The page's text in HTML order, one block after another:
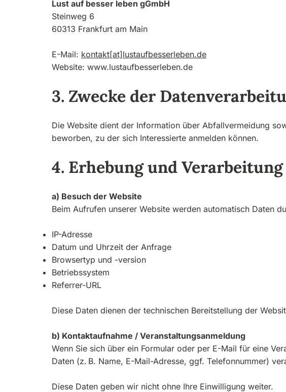
Lust auf besser leben gGmbH
Steinweg 6
60313 Frankfurt am Main
E-Mail: kontakt[at]lustaufbesserleben.de
Website: www.lustaufbesserleben.de
3. Zwecke der
Die Website dient der Information über Abfallvermeidung
beworben, zu der sich Interessierte anmelden können.
4. Erhebung und
a) Besuch der Website
Beim Aufrufen unserer Website werden automatisch Daten
IP-Adresse
Datum und Uhrzeit der Anfrage
Browsertyp und -version
Betriebssystem
Referrer-URL
Diese Daten dienen der technischen Bereitstellung der
b) Kontaktaufnahme / Veranstaltungsanmeldung
Wenn Sie sich über ein Formular oder per E-Mail für eine
Daten (z. B. Name, E-Mail-Adresse, ggf. Telefonnummer)
Diese Daten geben wir nicht ohne Ihre Einwilligung weiter.